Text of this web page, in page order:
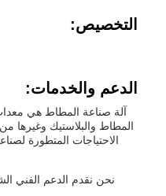
التخصيص:
الدعم والخدمات:
آلة صناعة المطاط هي
المطاط والبلاستيك وغيرها من
الاحتياجات المتطورة
نحن نقدم الدعم الفني